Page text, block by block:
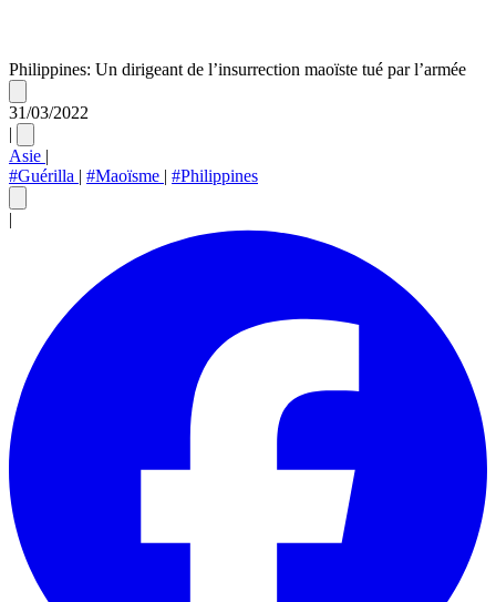
Philippines: Un dirigeant de l’insurrection maoïste tué par l’armée
31/03/2022
|
Asie |
#Guérilla | #Maoïsme | #Philippines
|